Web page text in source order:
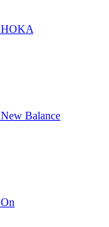
HOKA
New Balance
On